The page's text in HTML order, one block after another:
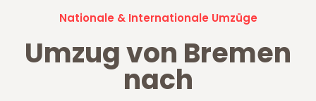
Nationale & Internationale Umzüge
Umzug von Bremen
nach